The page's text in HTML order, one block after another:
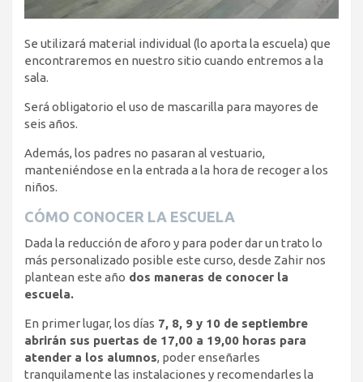
Se utilizará material individual (lo aporta la escuela) que
encontraremos en nuestro sitio cuando entremos a la
sala.
Será obligatorio el uso de mascarilla para mayores de
seis años.
Además, los padres no pasaran al vestuario,
manteniéndose en la entrada a la hora de recoger a los
niños.
CÓMO CONOCER LA ESCUELA
Dada la reducción de aforo y para poder dar un trato lo
más personalizado posible este curso, desde Zahir nos
plantean este año dos maneras de conocer la
escuela.
En primer lugar, los días 7, 8, 9 y 10 de septiembre
abrirán sus puertas de 17,00 a 19,00 horas para
atender a los alumnos, poder enseñarles
tranquilamente las instalaciones y recomendarles la